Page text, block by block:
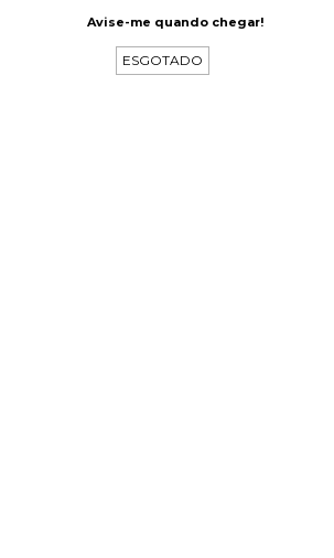
Avise-me quando chegar!
ESGOTADO